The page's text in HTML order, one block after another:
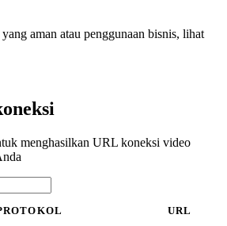
aman atau penggunaan bisnis, lihat
menghasilkan URL koneksi video
URL